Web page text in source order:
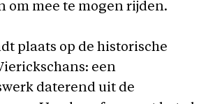
om mee te mogen rijden.
plaats op de historische
een
daterend uit de